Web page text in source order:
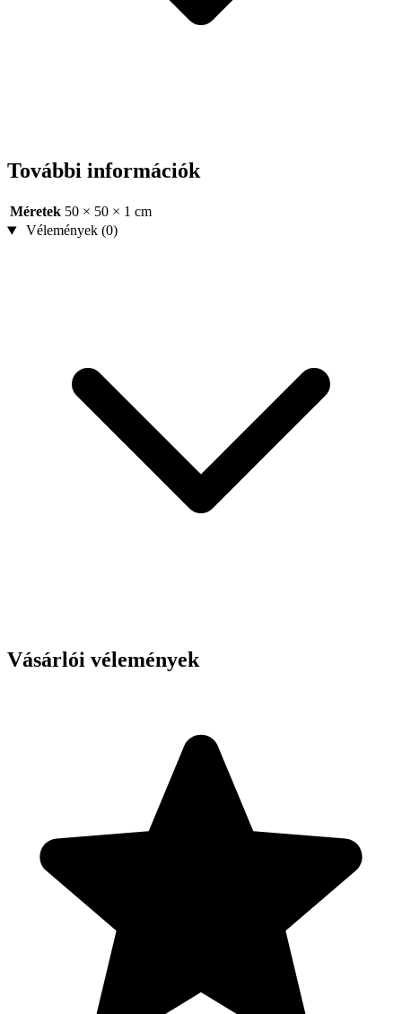
További információk
Méretek 50 × 50 × 1 cm
Vélemények (0)
Vásárlói vélemények